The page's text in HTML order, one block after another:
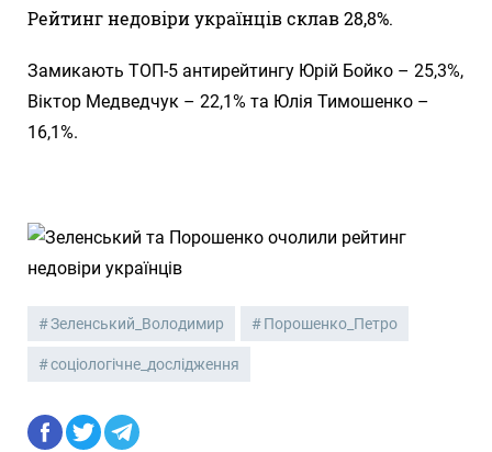
Рейтинг недовіри українців склав 28,8%.
Замикають ТОП-5 антирейтингу Юрій Бойко – 25,3%,
Віктор Медведчук – 22,1% та Юлія Тимошенко –
16,1%.
Зеленський_Володимир Порошенко_Петро
соціологічне_дослідження